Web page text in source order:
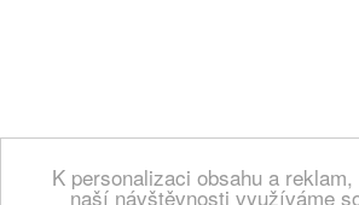
K personalizaci obsahu a
naší návštěvnosti využíváme